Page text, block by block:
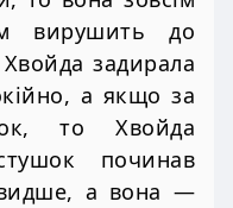
вирушить до
задирала
а якщо за
то Хвойда
починав
а вона —